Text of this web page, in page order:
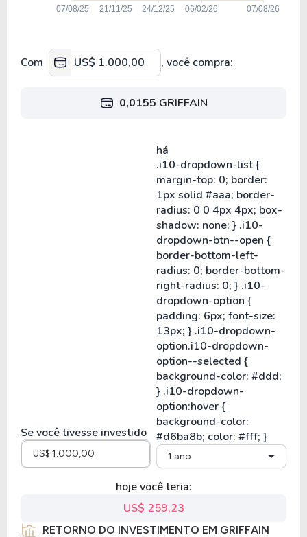
Com , você compra:
0,0155 GRIFFAIN
Se você tivesse investido
há
1 ano
hoje você teria:
US$ 259,23
RETORNO DO INVESTIMENTO EM GRIFFAIN